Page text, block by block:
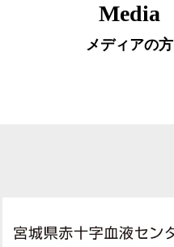
Media
メディアの方